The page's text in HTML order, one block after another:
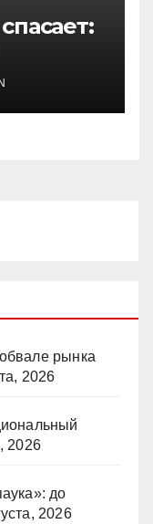
рынка
2026
2026
до
2026